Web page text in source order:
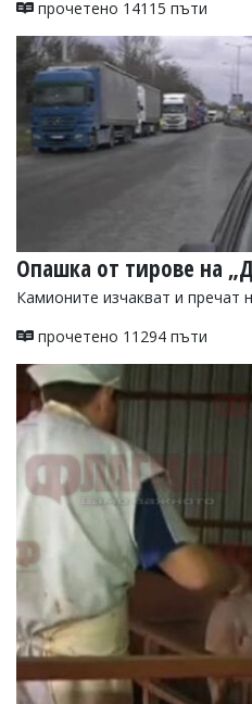
Коментарите
под
статиите
въвеждат
читателите
и
за
тях!
Ако
обиден
вас
коментар,
моля
сигнализирайте
ни!
прочетено 14115 пъти
Опашка от тирове на
Камионите изчакват и пречат
прочетено 11294 пъти